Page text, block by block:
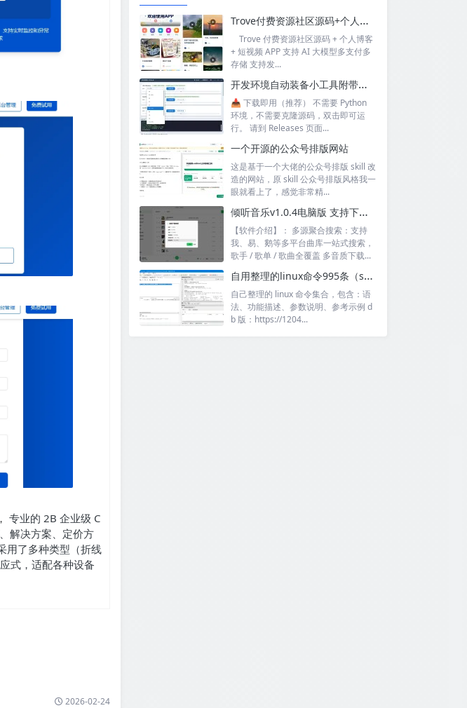
专业的 2B 企业级 C
解决方案、定价方
用了多种类型（折线
式，适配各种设备
2026-02-24
Trove付费资源社区源码+个人博客+短视频 APP 支持AI大模型多支付多存储
Trove 付费资源社区源码 + 个人博客
+ 短视频 APP 支持 AI 大模型多支付多
存储 支持发...
开发环境自动装备小工具附带源码
📥 下载即用（推荐） 不需要 Python
环境，不需要克隆源码，双击即可运
行。 请到 Releases 页面...
一个开源的公众号排版网站
这是基于一个大佬的公众号排版 skill 改
造的网站，原 skill 公众号排版风格我一
眼就看上了，感觉非常精...
倾听音乐v1.0.4电脑版 支持下载无损音质 可听可下有歌词
【软件介绍】： 多源聚合搜索：支持
我、易、鹅等多平台曲库一站式搜索，
歌手 / 歌单 / 歌曲全覆盖 多音质下载...
自用整理的linux命令995条（sql+excel）
自己整理的 linux 命令集合，包含：语
法、功能描述、参数说明、参考示例 d
b 版：https://1204...